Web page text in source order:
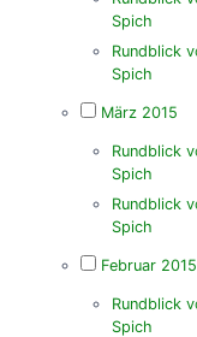
Spich
Rundblick
Spich
März 2015
Rundblick
Spich
Rundblick
Spich
Februar 2015
Rundblick
Spich